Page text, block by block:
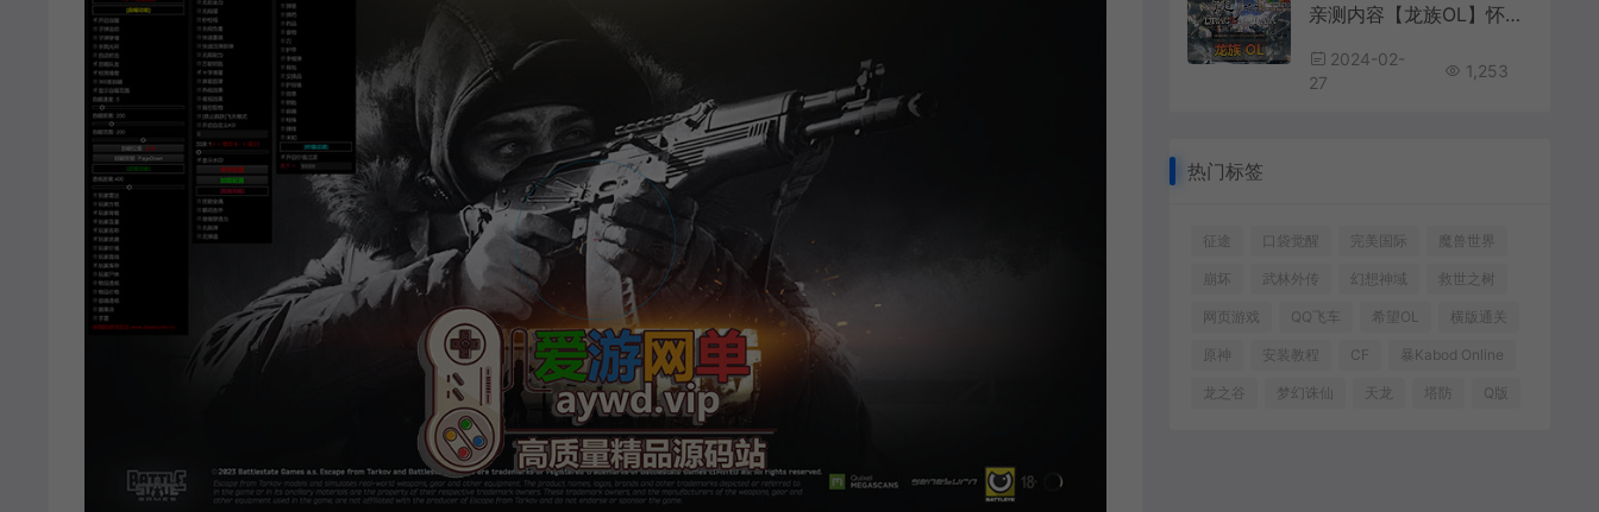
亲测内容【龙族OL】怀旧老网游单机一键端视频安装教学GM后台虚拟机一键运行
2024-02-
27
1,253
热门标签
征途 口袋觉醒 完美国际 魔兽世界
崩坏 武林外传 幻想神域 救世之树
网页游戏 QQ飞车 希望OL 横版通关
原神 安装教程 CF 暴Kabod Online
龙之谷 梦幻诛仙 天龙 塔防 Q版